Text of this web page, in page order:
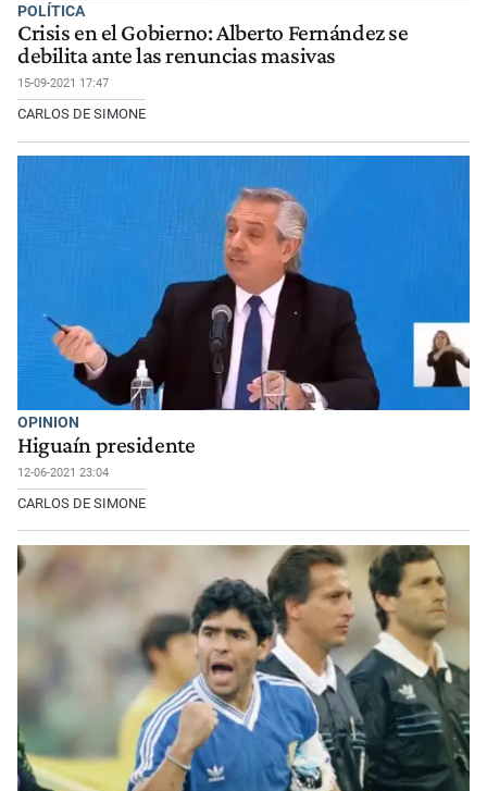
POLÍTICA
Crisis en el Gobierno: Alberto Fernández se
debilita ante las renuncias masivas
15-09-2021 17:47
CARLOS DE SIMONE
OPINION
Higuaín presidente
12-06-2021 23:04
CARLOS DE SIMONE